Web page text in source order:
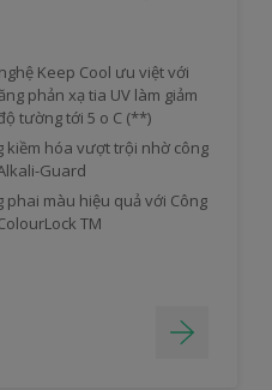
Keep Cool ưu việt với
phản xạ tia UV làm giảm
tường tới 5 o C (**)
kiềm hóa vượt trội nhờ công
Guard
phai màu hiệu quả với Công
TM